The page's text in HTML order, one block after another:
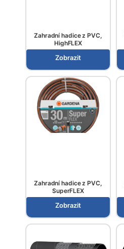
Zahradní hadice z PVC,
HighFLEX
Zobrazit
Zahradní hadice z PVC,
SuperFLEX
Zobrazit